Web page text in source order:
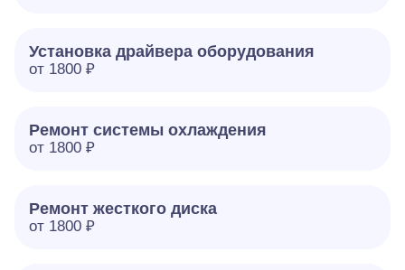
Установка драйвера оборудования
от 1800 ₽
Ремонт системы охлаждения
от 1800 ₽
Ремонт жесткого диска
от 1800 ₽